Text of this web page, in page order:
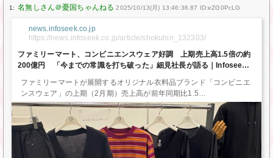
1: 2025/10/13(月) 13:46:36.87 ID:eZG0PcLG
news.infoseek.co.jp
https://news.infoseek.co.jp/article/shokuhin_132303/
ファミリーマート、コンビニエンスウェア好調 上期売上高1.5倍の約
200億円 「今までの常識を打ち破った」細見社長が語る｜Infoseekニ
ファミリーマートが展開するオリジナル衣料品ブランド「コンビニエ
ンスウェア」の上期（2月期）売上高が前年同期比1.5